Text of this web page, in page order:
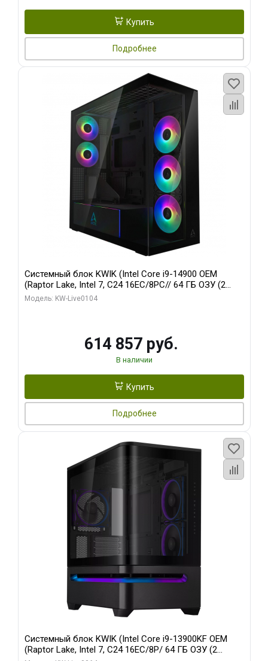
Купить
Подробнее
Системный блок KWIK (Intel Core i9-14900 OEM
(Raptor Lake, Intel 7, C24 16EC/8PC// 64 ГБ ОЗУ (2
модуля)/ Afox RTX4090 24GB GDDR6X 384-Bit 3xDP
Модель: KW-Live0104
614 857 руб.
В наличии
Купить
Подробнее
Системный блок KWIK (Intel Core i9-13900KF OEM
(Raptor Lake, Intel 7, C24 16EC/8P/ 64 ГБ ОЗУ (2